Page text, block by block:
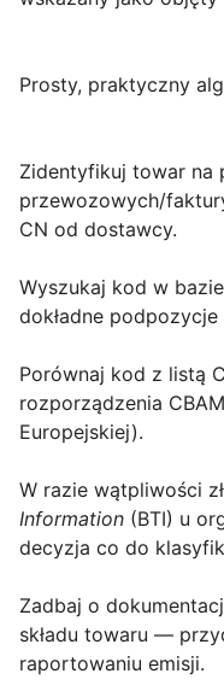
Prosty, praktyczny
Zidentyfikuj towar na
przewozowych/
CN od dostawcy.
Wyszukaj kod w bazie
dokładne podpozycje
Porównaj kod z listą
rozporządzenia
Europejskiej).
W razie wątpliwości
Information (BTI) u
decyzja co do
Zadbaj o
składu towaru —
raportowaniu emisji.